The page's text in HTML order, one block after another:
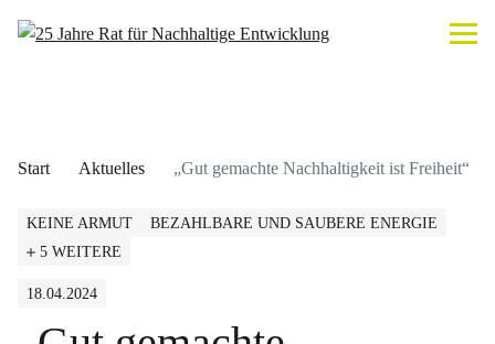
Start Aktuelles „Gut gemachte Nachhaltigkeit ist Freiheit“
KEINE ARMUT
BEZAHLBARE UND SAUBERE ENERGIE
5 WEITERE
18.04.2024